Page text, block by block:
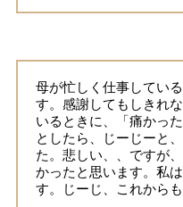
母が忙しく仕事してい
す。感謝してもしきれ
いるときに、「痛かっ
としたら、じーじーと
た。悲しい、、ですが
かったと思います。私
す。じーじ、これから